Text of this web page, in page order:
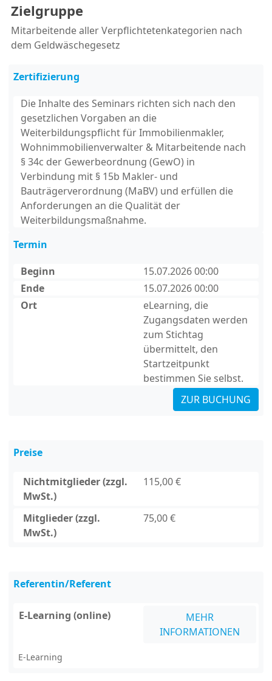
Zielgruppe
Mitarbeitende aller Verpflichtetenkategorien nach
dem Geldwäschegesetz
Zertifizierung
Die Inhalte des Seminars richten sich nach den
gesetzlichen Vorgaben an die
Weiterbildungspflicht für Immobilienmakler,
Wohnimmobilienverwalter & Mitarbeitende nach
§ 34c der Gewerbeordnung (GewO) in
Verbindung mit § 15b Makler- und
Bauträgerverordnung (MaBV) und erfüllen die
Anforderungen an die Qualität der
Weiterbildungsmaßnahme.
Termin
Beginn
15.07.2026 00:00
Ende
15.07.2026 00:00
Ort
eLearning, die
Zugangsdaten werden
zum Stichtag
übermittelt, den
Startzeitpunkt
bestimmen Sie selbst.
ZUR BUCHUNG
Preise
Nichtmitglieder (zzgl.
MwSt.)
115,00 €
Mitglieder (zzgl.
MwSt.)
75,00 €
Referentin/Referent
E-Learning (online)
MEHR
INFORMATIONEN
E-Learning